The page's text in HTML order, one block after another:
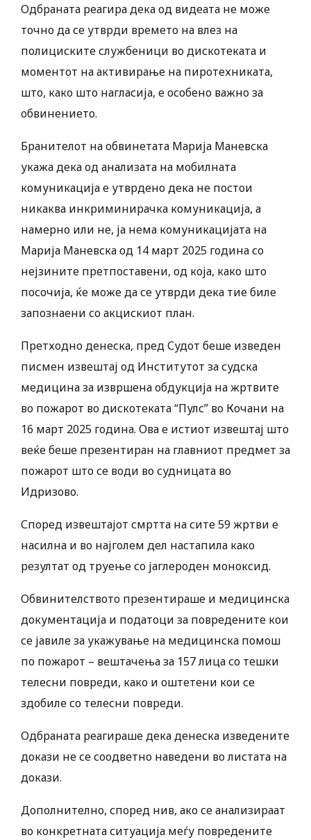
Одбраната реагира дека од видеата не може
точно да се утврди времето на влез на
полициските службеници во дискотеката и
моментот на активирање на пиротехниката,
што, како што нагласија, е особено важно за
обвинението.
Бранителот на обвинетата Марија Маневска
укажа дека од анализата на мобилната
комуникација е утврдено дека не постои
никаква инкриминирачка комуникација, а
намерно или не, ја нема комуникацијата на
Марија Маневска од 14 март 2025 година со
нејзините претпоставени, од која, како што
посочија, ќе може да се утврди дека тие биле
запознаени со акцискиот план.
Претходно денеска, пред Судот беше изведен
писмен извештај од Институтот за судска
медицина за извршена обдукција на жртвите
во пожарот во дискотеката “Пулс” во Кочани на
16 март 2025 година. Ова е истиот извештај што
веќе беше презентиран на главниот предмет за
пожарот што се води во судницата во
Идризово.
Според извештајот смртта на сите 59 жртви е
насилна и во најголем дел настапила како
резултат од труење со јаглероден моноксид.
Обвинителството презентираше и медицинска
документација и податоци за повредените кои
се јавиле за укажување на медицинска помош
по пожарот – вештачења за 157 лица со тешки
телесни повреди, како и оштетени кои се
здобиле со телесни повреди.
Одбраната реагираше дека денеска изведените
докази не се соодветно наведени во листата на
докази.
Дополнително, според нив, ако се анализираат
во конкретната ситуација меѓу повредените